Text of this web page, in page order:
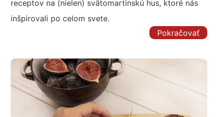
receptov na (nielen) svätomartinskú hus, ktoré nás
inšpirovali po celom svete.
Pokračovať